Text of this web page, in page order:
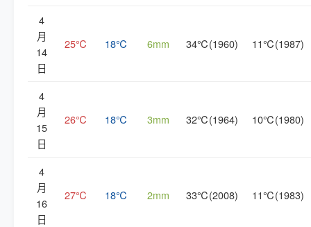
4
月
14
日
25℃ 18℃ 6mm 34℃(1960) 11℃(1987)
4
月
15
日
26℃ 18℃ 3mm 32℃(1964) 10℃(1980)
4
月
16
日
27℃ 18℃ 2mm 33℃(2008) 11℃(1983)